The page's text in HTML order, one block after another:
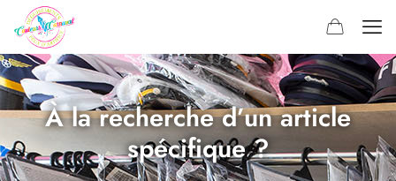
À la recherche d’un article
spécifique ?